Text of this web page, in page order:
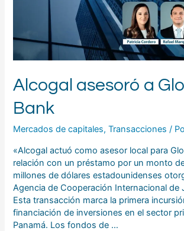
Alcogal asesoró a
Bank
Mercados de capitales,Transacciones /
«Alcogal actuó como asesor local para
relación con un préstamo por un monto
millones de dólares estadounidenses
Agencia de Cooperación Internacional de
Esta transacción marca la primera
financiación de inversiones en el sector
Panamá. Los fondos de …